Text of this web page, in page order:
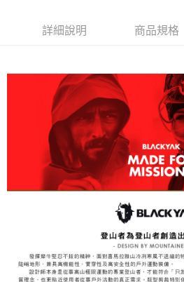
【「AFTEE先享後付」結帳流程】
１．於結帳方式選擇「AFTEE先享後付」後
３．收到繳費通知簡訊後14天內，點擊此簡
ATM／網路銀行／等多元方式進行付款，方
※ 請注意：結帳手續完成當下不需立刻繳費
購買商品的店家。未經商家同意取消之訂單
後付繳納相關費用。
※ 交易是否成功請以「AFTEE先享後付 」之
是否繳費成功／繳費後需取消欲退款等相關
客戶支援中心」https://
【注意事項】
易，需依本服務之必要範圍內提供個人資料
權轉讓予恩沛科技股份有限公司。
２．關於個人資料處理事宜，請瀏覽以下網
https://aftee.tw/terms/#terms3
３．未成年的使用者請事先徵得法定代理人
「AFTEE先享後付」，若未經同意申辦者引
萊爾富取貨付款
每筆NT$60，滿NT$799(含以上)免運費
付款後萊爾富取貨
每筆NT$60，滿NT$799(含以上)免運費
7-11取貨付款
每筆NT$60，滿NT$799(含以上)免運費
每筆NT$60，滿NT$799(含以上)免運費
宅配
詳細說明 商品規格